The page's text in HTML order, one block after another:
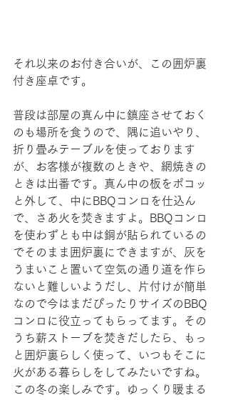
それ以来のお付き合いが、この囲炉裏
付き座卓です。
普段は部屋の真ん中に鎮座させておく
のも場所を食うので、隅に追いやり、
折り畳みテーブルを使っております
が、お客様が複数のときや、網焼きの
ときは出番です。真ん中の板をポコッ
と外して、中にBBQコンロを仕込ん
で、さあ火を焚きますよ。BBQコンロ
を使わずとも中は銅が貼られているの
でそのまま囲炉裏にできますが、灰を
うまいこと置いて空気の通り道を作ら
ないと難しいようだし、片付けが簡単
なので今はまだぴったりサイズのBBQ
コンロに役立ってもらってます。その
うち薪ストーブを焚きだしたら、もっ
と囲炉裏らしく使って、いつもそこに
火がある暮らしをしてみたいですね。
この冬の楽しみです。ゆっくり暖まる